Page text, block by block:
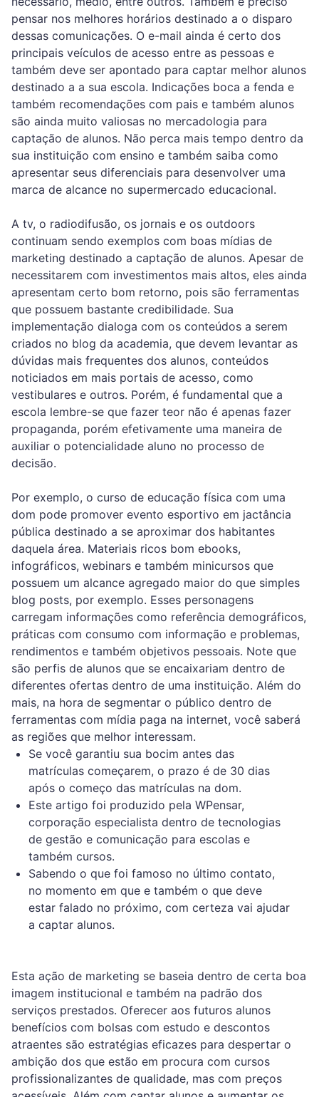
pensar nos melhores horários destinado a o disparo
dessas comunicações. O e-mail ainda é certo dos
principais veículos de acesso entre as pessoas e
também deve ser apontado para captar melhor alunos
destinado a a sua escola. Indicações boca a fenda e
também recomendações com pais e também alunos
são ainda muito valiosas no mercadologia para
captação de alunos. Não perca mais tempo dentro da
sua instituição com ensino e também saiba como
apresentar seus diferenciais para desenvolver uma
marca de alcance no supermercado educacional.
A tv, o radiodifusão, os jornais e os outdoors
continuam sendo exemplos com boas mídias de
marketing destinado a captação de alunos. Apesar de
necessitarem com investimentos mais altos, eles ainda
apresentam certo bom retorno, pois são ferramentas
que possuem bastante credibilidade. Sua
implementação dialoga com os conteúdos a serem
criados no blog da academia, que devem levantar as
dúvidas mais frequentes dos alunos, conteúdos
noticiados em mais portais de acesso, como
vestibulares e outros. Porém, é fundamental que a
escola lembre-se que fazer teor não é apenas fazer
propaganda, porém efetivamente uma maneira de
auxiliar o potencialidade aluno no processo de
decisão.
Por exemplo, o curso de educação física com uma
dom pode promover evento esportivo em jactância
pública destinado a se aproximar dos habitantes
daquela área. Materiais ricos bom ebooks,
infográficos, webinars e também minicursos que
possuem um alcance agregado maior do que simples
blog posts, por exemplo. Esses personagens
carregam informações como referência demográficos,
práticas com consumo com informação e problemas,
rendimentos e também objetivos pessoais. Note que
são perfis de alunos que se encaixariam dentro de
diferentes ofertas dentro de uma instituição. Além do
mais, na hora de segmentar o público dentro de
ferramentas com mídia paga na internet, você saberá
as regiões que melhor interessam.
Se você garantiu sua bocim antes das
matrículas começarem, o prazo é de 30 dias
após o começo das matrículas na dom.
Este artigo foi produzido pela WPensar,
corporação especialista dentro de tecnologias
de gestão e comunicação para escolas e
também cursos.
Sabendo o que foi famoso no último contato,
no momento em que e também o que deve
estar falado no próximo, com certeza vai ajudar
a captar alunos.
Esta ação de marketing se baseia dentro de certa boa
imagem institucional e também na padrão dos
serviços prestados. Oferecer aos futuros alunos
benefícios com bolsas com estudo e descontos
atraentes são estratégias eficazes para despertar o
ambição dos que estão em procura com cursos
profissionalizantes de qualidade, mas com preços